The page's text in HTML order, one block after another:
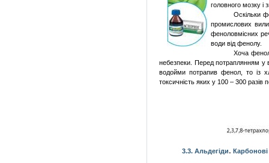
головного мозку і
Оскільки
промислових
феноловмісних
води від фенолу.
Хоча
небезпеки. Перед потраплянням у
водойми потрапив фенол, то із
токсичність яких у 100 – 300
3.3. Альдегіди.